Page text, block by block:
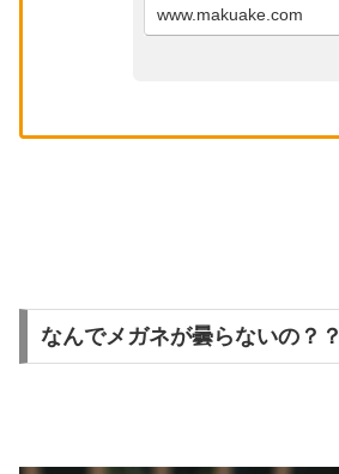
www.makuake.com
なんでメガネが曇らないの？？